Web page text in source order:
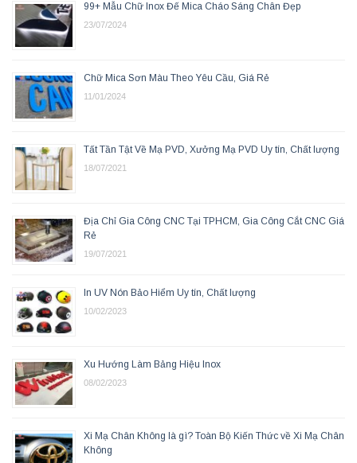
99+ Mẫu Chữ Inox Đế Mica Cháo Sáng Chân Đẹp
23/07/2024
Chữ Mica Sơn Màu Theo Yêu Cầu, Giá Rẻ
11/01/2024
Tất Tần Tật Về Mạ PVD, Xưởng Mạ PVD Uy tín, Chất lượng
18/07/2021
Địa Chỉ Gia Công CNC Tại TPHCM, Gia Công Cắt CNC Giá
Rẻ
19/07/2021
In UV Nón Bảo Hiểm Uy tín, Chất lượng
10/02/2023
Xu Hướng Làm Bảng Hiệu Inox
08/02/2023
Xi Mạ Chân Không là gì? Toàn Bộ Kiến Thức về Xi Mạ Chân
Không